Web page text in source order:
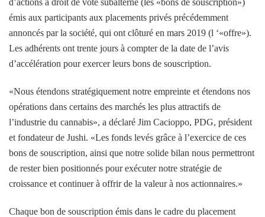
d’actions à droit de vote subalterne (les «bons de souscription»)
émis aux participants aux placements privés précédemment
annoncés par la société, qui ont clôturé en mars 2019 (l ‘«offre»).
Les adhérents ont trente jours à compter de la date de l’avis
d’accélération pour exercer leurs bons de souscription.
«Nous étendons stratégiquement notre empreinte et étendons nos
opérations dans certains des marchés les plus attractifs de
l’industrie du cannabis», a déclaré Jim Cacioppo, PDG, président
et fondateur de Jushi. «Les fonds levés grâce à l’exercice de ces
bons de souscription, ainsi que notre solide bilan nous permettront
de rester bien positionnés pour exécuter notre stratégie de
croissance et continuer à offrir de la valeur à nos actionnaires.»
Chaque bon de souscription émis dans le cadre du placement